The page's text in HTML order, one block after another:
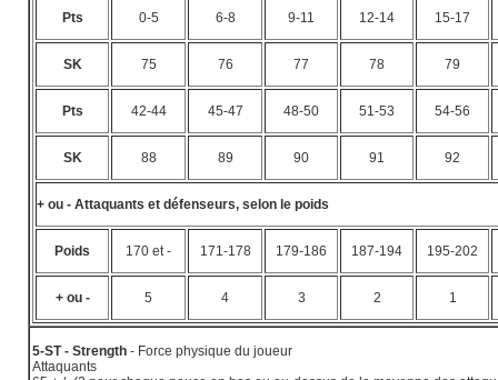
Pts 0-5 6-8 9-11 12-14 15-17
SK 75 76 77 78 79
Pts 42-44 45-47 48-50 51-53 54-56
SK 88 89 90 91 92
+ ou - Attaquants et défenseurs, selon le poids
Poids 170 et - 171-178 179-186 187-194 195-202
+ ou - 5 4 3 2 1
5-ST - Strength - Force physique du joueur
Attaquants